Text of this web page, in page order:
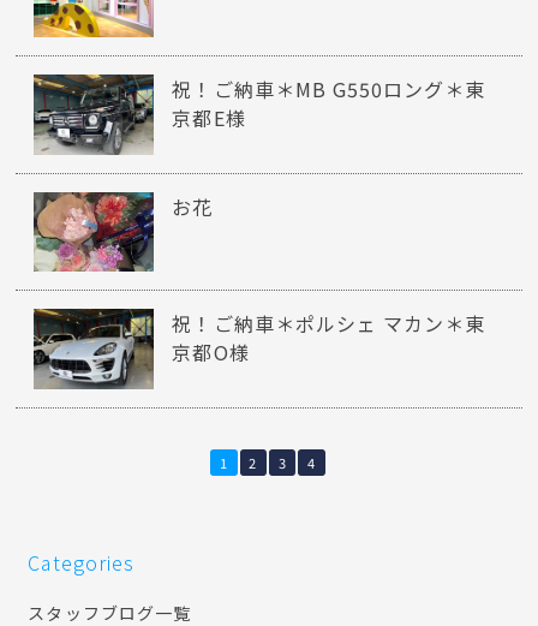
祝！ご納車＊MB G550ロング＊東
京都E様
お花
祝！ご納車＊ポルシェ マカン＊東
京都O様
1 2 3 4
Categories
スタッフブログ一覧